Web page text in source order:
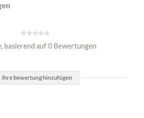
basierend auf 0 Bewertungen
ihre bewertung hinzufügen